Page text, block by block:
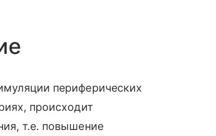
периферических
происходит
т.е. повышение